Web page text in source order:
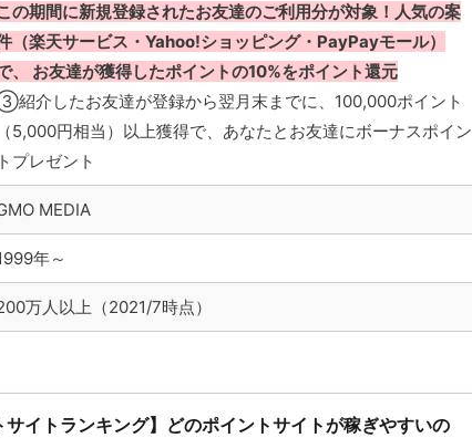
の期間に新規登録されたお友達のご利用分が対象！人気の案
（楽天サービス・Yahoo!ショッピング・PayPayモール）
、 お友達が獲得したポイントの10%をポイント還元
紹介したお友達が登録から翌月末までに、100,000ポイント
（5,000円相当）以上獲得で、あなたとお友達にボーナスポイン
トプレゼント
MEDIA
年～
万人以上（2021/7時点）
サイトランキング】どのポイントサイトが稼ぎやすいの